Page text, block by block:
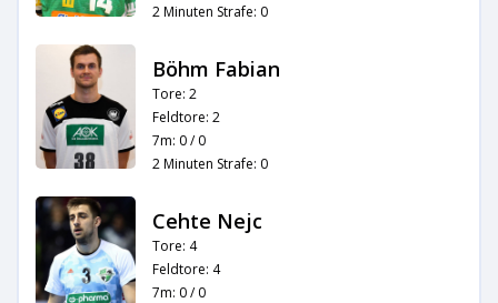
2 Minuten Strafe: 0
Böhm Fabian
Tore: 2
Feldtore: 2
7m: 0 / 0
2 Minuten Strafe: 0
Cehte Nejc
Tore: 4
Feldtore: 4
7m: 0 / 0